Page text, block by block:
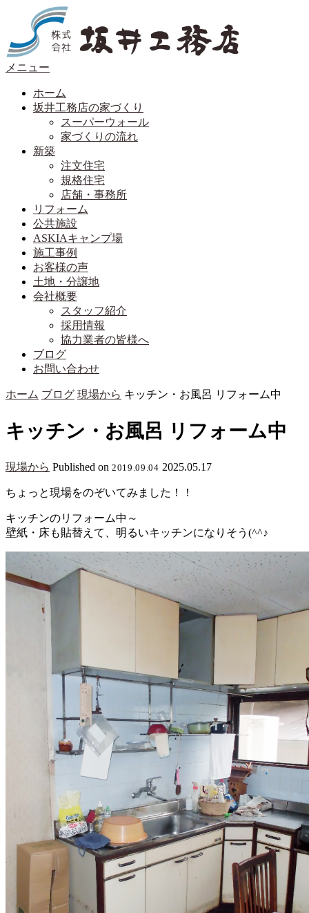
テ
ン
ツ
メニュー
ホーム
坂井工務店の家づくり
スーパーウォール
家づくりの流れ
新築
注文住宅
規格住宅
店舗・事務所
リフォーム
公共施設
ASKIAキャンプ場
施工事例
お客様の声
土地・分譲地
会社概要
スタッフ紹介
採用情報
協力業者の皆様へ
ブログ
お問い合わせ
ホーム ブログ 現場から キッチン・お風呂 リフォーム中
キッチン・お風呂 リフォーム中
現場から Published on 2019.09.04 2025.05.17
ちょっと現場をのぞいてみました！！
キッチンのリフォーム中～
壁紙・床も貼替えて、明るいキッチンになりそう(^^♪